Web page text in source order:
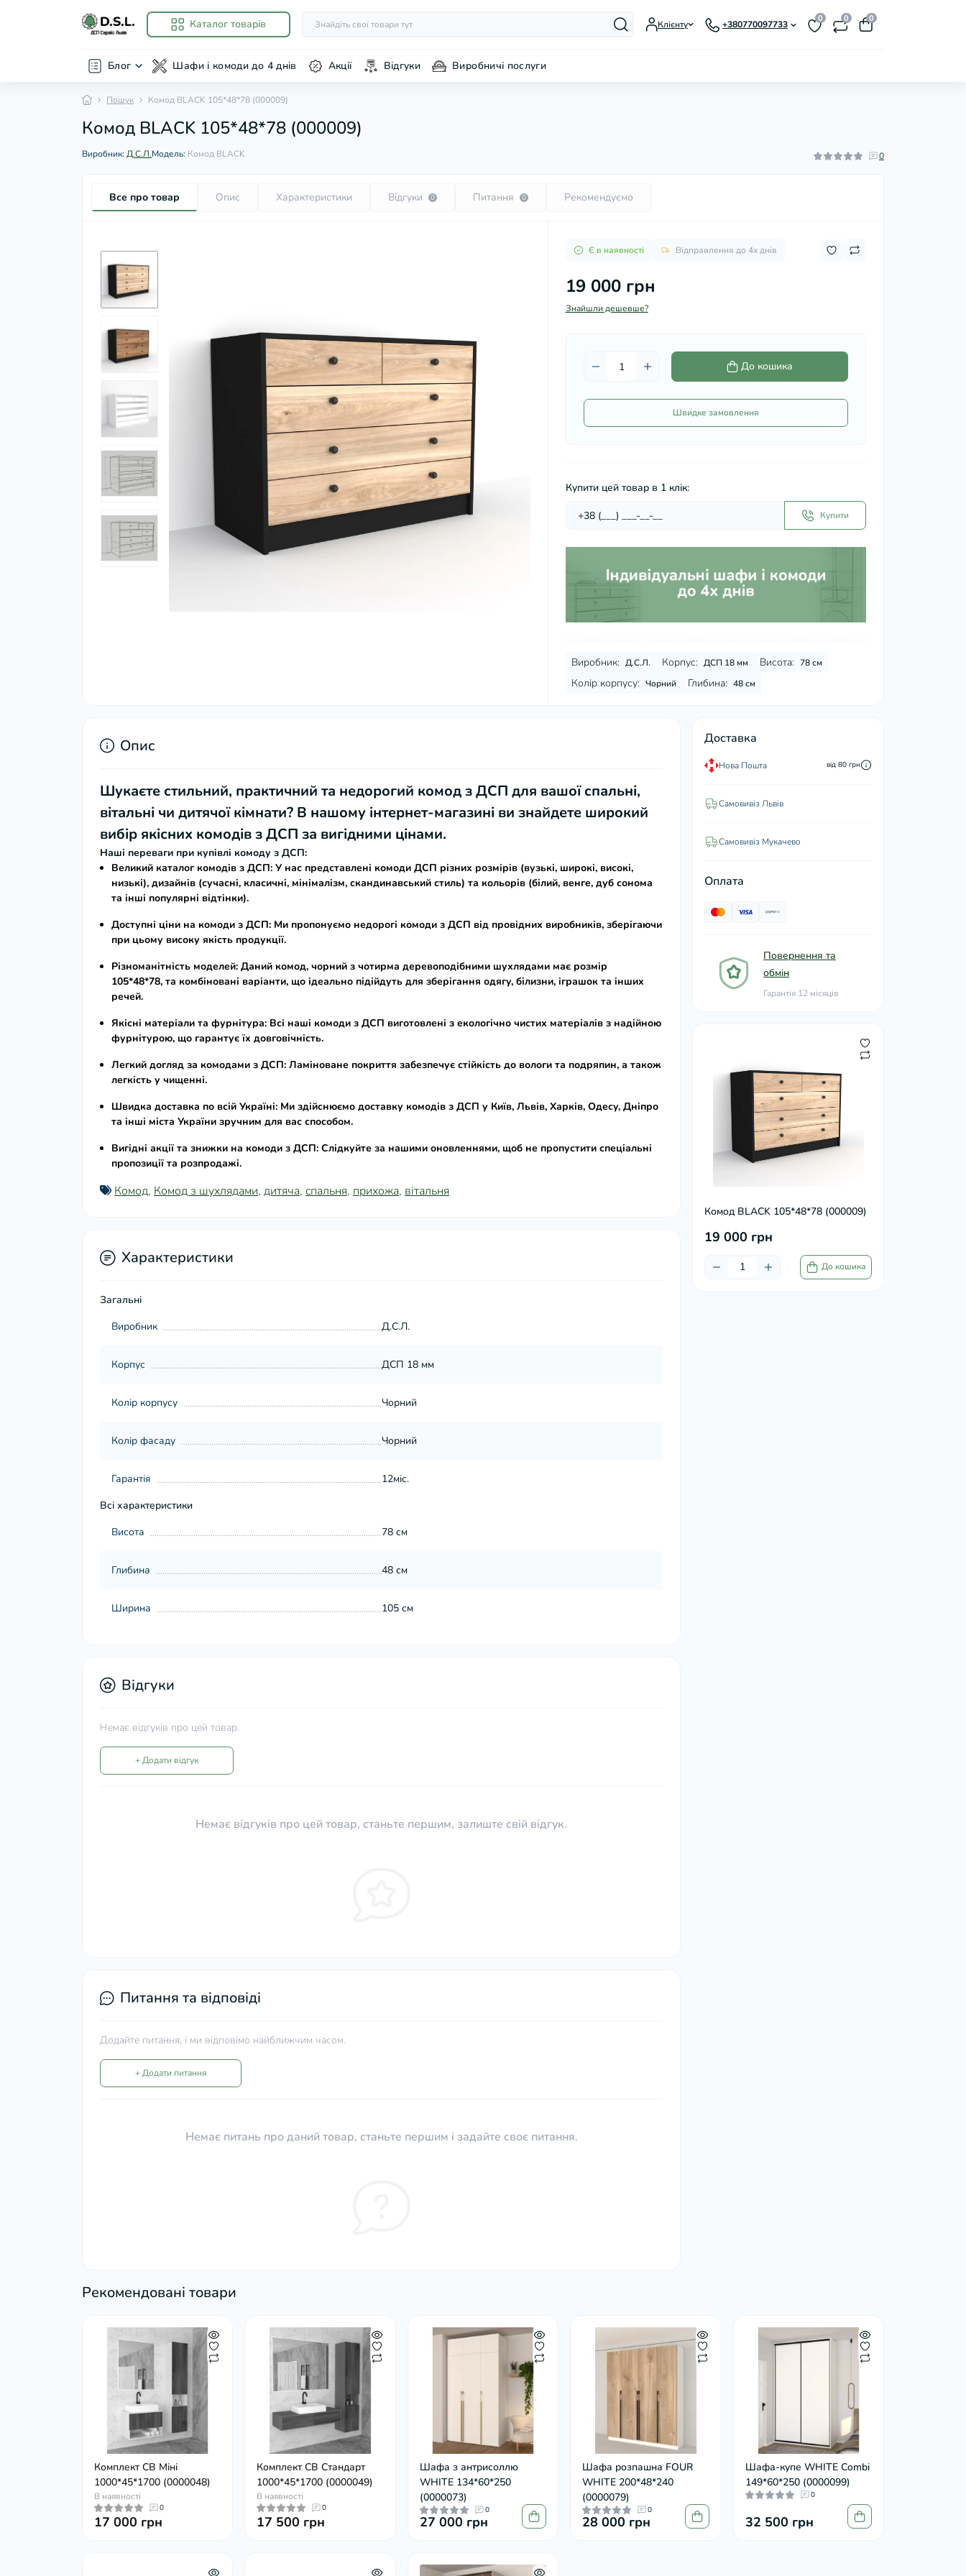
Каталог товарів Клієнту +380770097733
0 0 0
Блог Шафи і комоди до 4 днів Акції Відгуки Виробничі послуги
Пошук Комод BLACK 105*48*78 (000009)
Комод BLACK 105*48*78 (000009)
Виробник: Д.С.Л.Модель: Комод BLACK 0
Все про товар Опис Характеристики Відгуки 0 Питання 0 Рекомендуємо
Є в наявності Відправлення до 4х днів
19 000 грн
Знайшли дешевше?
До кошика
Швидке замовлення
Купити цей товар в 1 клік:
Купити
Виробник: Д.С.Л. Корпус: ДСП 18 мм Висота: 78 см
Колір корпусу: Чорний Глибина: 48 см
Доставка
Нова Пошта від 80 грн
Самовивіз Львів
Самовивіз Мукачево
Оплата
Повернення та
обмін
Гарантія 12 місяців
Комод BLACK 105*48*78 (000009)
19 000 грн
До кошика
Опис
Шукаєте стильний, практичний та недорогий комод з ДСП для вашої спальні,
вітальні чи дитячої кімнати? В нашому інтернет-магазині ви знайдете широкий
вибір якісних комодів з ДСП за вигідними цінами.
Наші переваги при купівлі комоду з ДСП:
Великий каталог комодів з ДСП: У нас представлені комоди ДСП різних розмірів (вузькі, широкі, високі,
низькі), дизайнів (сучасні, класичні, мінімалізм, скандинавський стиль) та кольорів (білий, венге, дуб сонома
та інші популярні відтінки).
Доступні ціни на комоди з ДСП: Ми пропонуємо недорогі комоди з ДСП від провідних виробників, зберігаючи
при цьому високу якість продукції.
Різноманітність моделей: Даний комод, чорний з чотирма деревоподібними шухлядами має розмір
105*48*78, та комбіновані варіанти, що ідеально підійдуть для зберігання одягу, білизни, іграшок та інших
речей.
Якісні матеріали та фурнітура: Всі наші комоди з ДСП виготовлені з екологічно чистих матеріалів з надійною
фурнітурою, що гарантує їх довговічність.
Легкий догляд за комодами з ДСП: Ламіноване покриття забезпечує стійкість до вологи та подряпин, а також
легкість у чищенні.
Швидка доставка по всій Україні: Ми здійснюємо доставку комодів з ДСП у Київ, Львів, Харків, Одесу, Дніпро
та інші міста України зручним для вас способом.
Вигідні акції та знижки на комоди з ДСП: Слідкуйте за нашими оновленнями, щоб не пропустити спеціальні
пропозиції та розпродажі.
Комод, Комод з шухлядами, дитяча, спальня, прихожа, вітальня
Характеристики
Загальні
Виробник
Д.С.Л.
Корпус ДСП 18 мм
Колір корпусу Чорний
Колір фасаду Чорний
Гарантія
12міс.
Всі характеристики
Висота
78 см
Глибина 48 см
Ширина 105 см
Відгуки
Немає відгуків про цей товар.
+ Додати відгук
Немає відгуків про цей товар, станьте першим, залиште свій відгук.
Питання та відповіді
Додайте питання, і ми відповімо найближчим часом.
+ Додати питання
Немає питань про даний товар, станьте першим і задайте своє питання.
Рекомендовані товари
Комплект СВ Міні
1000*45*1700 (0000048)
В наявності
0
17 000 грн
Комплект СВ Стандарт
1000*45*1700 (0000049)
В наявності
0
17 500 грн
Шафа з антрисоллю
WHITE 134*60*250
(0000073)
0
27 000 грн
Шафа розпашна FOUR
WHITE 200*48*240
(0000079)
0
28 000 грн
Шафа-купе WHITE Combi
149*60*250 (0000099)
0
32 500 грн